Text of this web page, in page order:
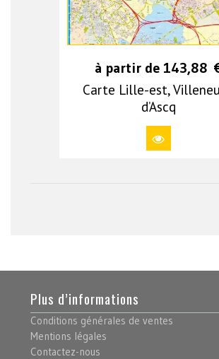
à partir de 143,88
Carte Lille-est,
d’Ascq
Plus d’informations
Conditions générales de ventes
Mentions légales
Contactez-nous